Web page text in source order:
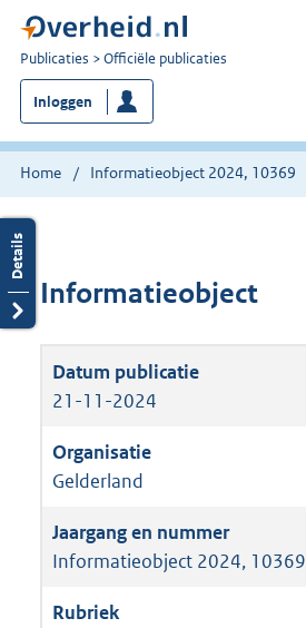
U
bent
nu
hier:
Publicaties Officiële publicaties
Inloggen
Home Informatieobject 2024, 10369
Informatieobject
21-11-2024
Gelderland
Informatieobject 2024, 10369